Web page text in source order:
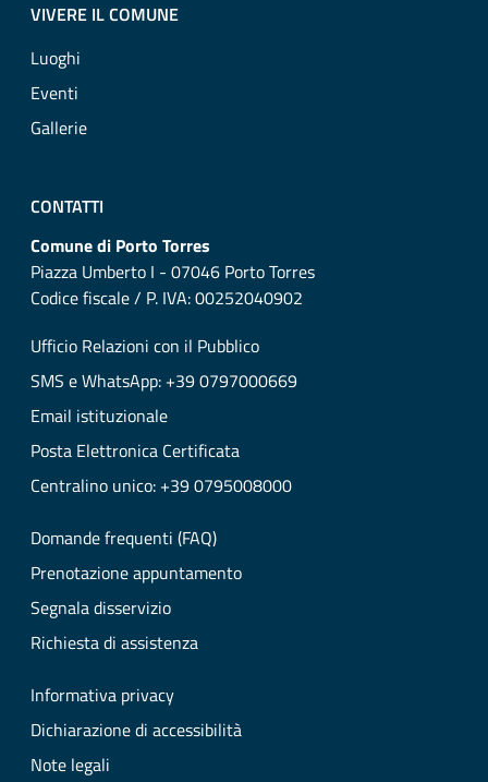
VIVERE IL COMUNE
Luoghi
Eventi
Gallerie
CONTATTI
Comune di Porto Torres
Piazza Umberto I - 07046 Porto Torres
Codice fiscale / P. IVA: 00252040902
Ufficio Relazioni con il Pubblico
SMS e WhatsApp: +39 0797000669
Email istituzionale
Posta Elettronica Certificata
Centralino unico: +39 0795008000
Domande frequenti (FAQ)
Prenotazione appuntamento
Segnala disservizio
Richiesta di assistenza
Informativa privacy
Dichiarazione di accessibilità
Note legali